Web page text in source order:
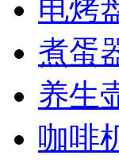
电烤
煮蛋
养生
咖啡